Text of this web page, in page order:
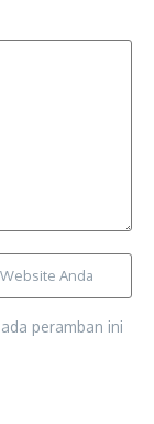
peramban ini